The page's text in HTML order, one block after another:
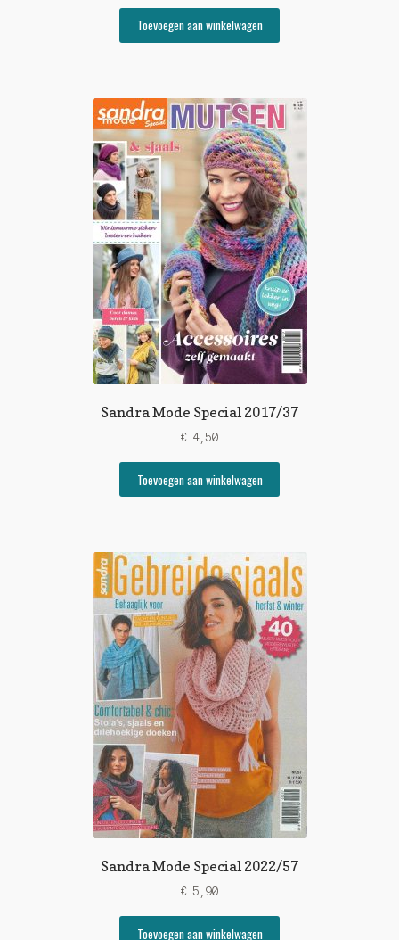
Toevoegen aan winkelwagen
Sandra Mode Special 2017/37
€ 4,50
Toevoegen aan winkelwagen
Sandra Mode Special 2022/57
€ 5,90
Toevoegen aan winkelwagen